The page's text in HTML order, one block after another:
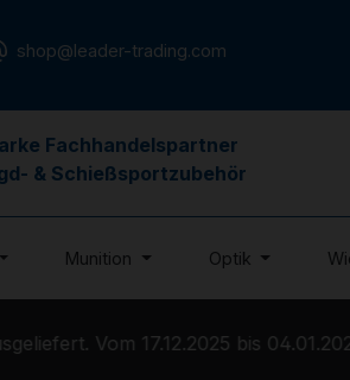
shop@leader-trading.com
Fachhandelspartner
& Schießsportzubehör
Munition Optik
Vom 17.12.2025 bis